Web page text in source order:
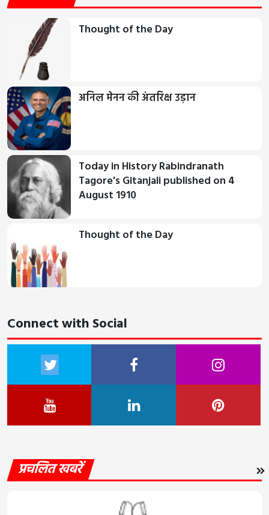
Thought of the Day
अनिल मेनन की अंतरिक्ष उड़ान
Today in History Rabindranath
Tagore's Gitanjali published on 4
August 1910
Thought of the Day
Connect with Social
प्रचलित खबरें